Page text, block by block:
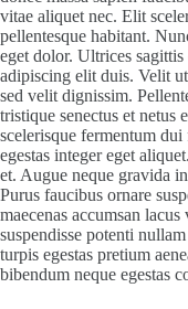
vitae aliquet nec. Elit
pellentesque habitant.
eget dolor. Ultrices
adipiscing elit duis. Velit
sed velit dignissim.
tristique senectus et
scelerisque fermentum
egestas integer eget
et. Augue neque gravida
Purus faucibus ornare
maecenas accumsan
suspendisse potenti
turpis egestas pretium
bibendum neque egestas